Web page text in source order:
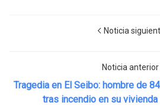
Noticia
Noticia anterior
Tragedia en El Seibo: hombre de
tras incendio en su vivienda